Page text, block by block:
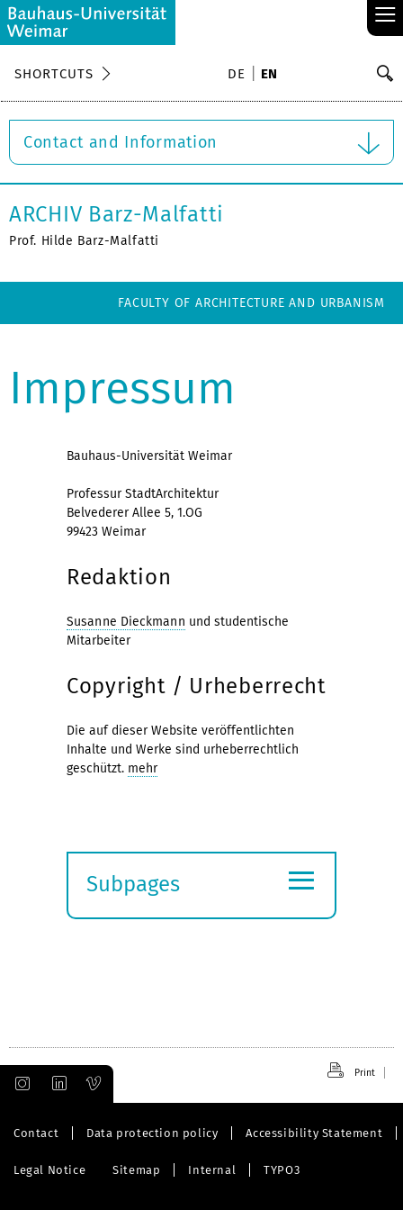
≡
SHORTCUTS DE EN
Contact and Information
ARCHIV Barz-Malfatti
Prof. Hilde Barz-Malfatti
FACULTY OF ARCHITECTURE AND URBANISM
Impressum
Bauhaus-Universität Weimar
Professur StadtArchitektur
Belvederer Allee 5, 1.OG
99423 Weimar
Redaktion
Susanne Dieckmann und studentische
Mitarbeiter
Copyright / Urheberrecht
Die auf dieser Website veröffentlichten
Inhalte und Werke sind urheberrechtlich
geschützt. mehr
Subpages
≡
Print
Contact Data protection policy Accessibility Statement
Legal Notice Sitemap Internal TYPO3